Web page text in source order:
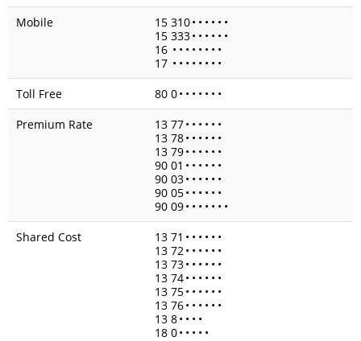
Mobile
15 310• • • • • •
15 333• • • • • •
16 • • • • • • • •
17 • • • • • • • •
Toll Free
80 0• • • • • • •
Premium Rate
13 77• • • • • •
13 78• • • • • •
13 79• • • • • •
90 01 • • • • • •
90 03• • • • • •
90 05• • • • • •
90 09• • • • • • •
Shared Cost
13 71 • • • • • •
13 72• • • • • •
13 73• • • • • •
13 74• • • • • •
13 75• • • • • •
13 76• • • • • •
13 8• • • •
18 0• • • • •